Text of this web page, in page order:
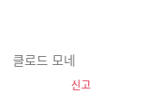
클로드 모네
신고